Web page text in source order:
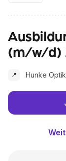
(m/w/d)
📍 Hunke